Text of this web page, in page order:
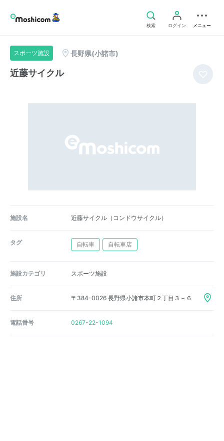
検索 ログイン メニュー
スポーツ施設 長野県(小諸市)
近藤サイクル
施設名 近藤サイクル（コンドウサイクル）
タグ 自転車 自転車店
施設カテゴリ スポーツ施設
住所 〒384-0026 長野県小諸市本町２丁目３－６
電話番号 0267-22-1094